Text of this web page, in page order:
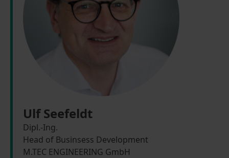
Ulf Seefeldt
Dipl.-Ing.
Head of Businsess Development
M.TEC ENGINEERING GmbH